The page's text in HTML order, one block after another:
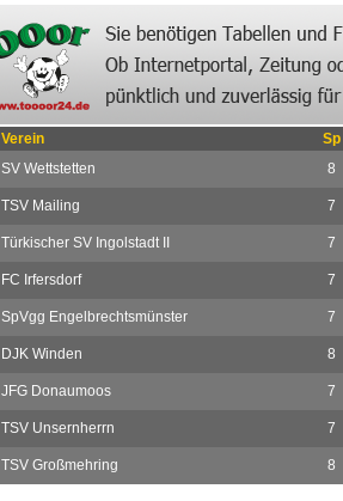
Verein
Sp
SV Wettstetten 8
TSV Mailing 7
Türkischer SV Ingolstadt II 7
FC Irfersdorf 7
SpVgg Engelbrechtsmünster 7
DJK Winden 8
JFG Donaumoos 7
TSV Unsernherrn 7
TSV Großmehring 8